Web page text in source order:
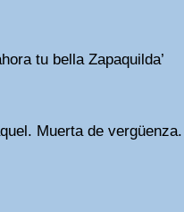
tu bella Zapaquilda’
Muerta de vergüenza.